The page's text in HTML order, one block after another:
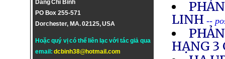
Dang Chi Binh
PO Box 255-571
Dorchester, MA. 02125, USA
Hoặc quý vị có thể liên lạc với tác giả qua
email:dcbinh38@hotmail.com
LINH --
HẠNG 3